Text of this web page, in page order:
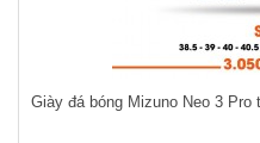
Giày đá bóng Mizuno Neo 3 Pro